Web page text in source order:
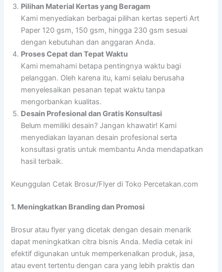
Pilihan Material Kertas yang Beragam
Kami menyediakan berbagai pilihan kertas seperti Art
Paper 120 gsm, 150 gsm, hingga 230 gsm sesuai
dengan kebutuhan dan anggaran Anda.
Proses Cepat dan Tepat Waktu
Kami memahami betapa pentingnya waktu bagi
pelanggan. Oleh karena itu, kami selalu berusaha
menyelesaikan pesanan tepat waktu tanpa
mengorbankan kualitas.
Desain Profesional dan Gratis Konsultasi
Belum memiliki desain? Jangan khawatir! Kami
menyediakan layanan desain profesional serta
konsultasi gratis untuk membantu Anda mendapatkan
hasil terbaik.
Keunggulan Cetak Brosur/Flyer di Toko Percetakan.com
1. Meningkatkan Branding dan Promosi
Brosur atau flyer yang dicetak dengan desain menarik
dapat meningkatkan citra bisnis Anda. Media cetak ini
efektif digunakan untuk memperkenalkan produk, jasa,
atau event tertentu dengan cara yang lebih praktis dan